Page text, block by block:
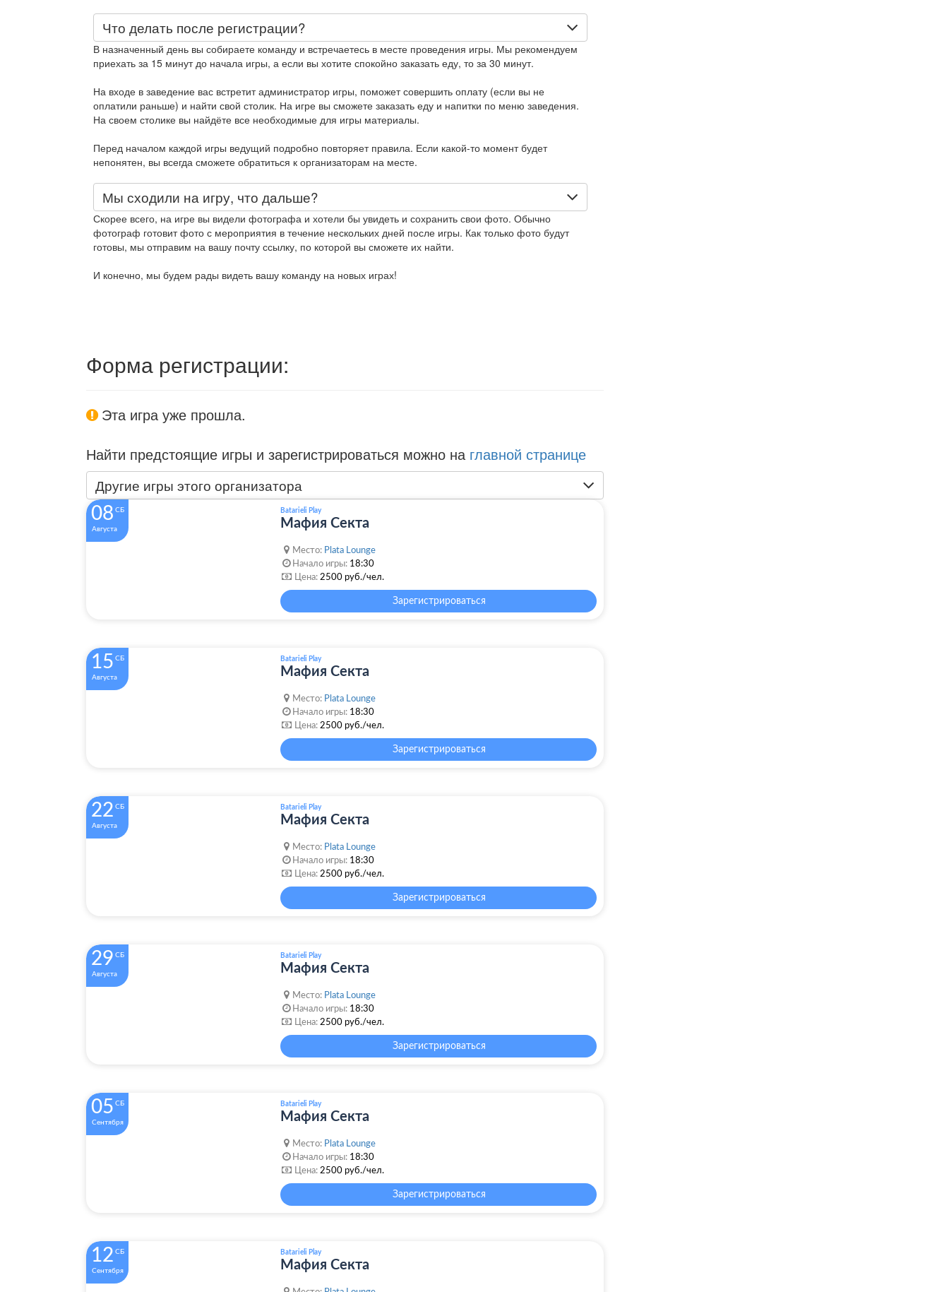
Что делать после регистрации?
В назначенный день вы собираете команду и встречаетесь в месте проведения игры. Мы рекомендуем
приехать за 15 минут до начала игры, а если вы хотите спокойно заказать еду, то за 30 минут.
На входе в заведение вас встретит администратор игры, поможет совершить оплату (если вы не
оплатили раньше) и найти свой столик. На игре вы сможете заказать еду и напитки по меню заведения.
На своем столике вы найдёте все необходимые для игры материалы.
Перед началом каждой игры ведущий подробно повторяет правила. Если какой-то момент будет
непонятен, вы всегда сможете обратиться к организаторам на месте.
Мы сходили на игру, что дальше?
Скорее всего, на игре вы видели фотографа и хотели бы увидеть и сохранить свои фото. Обычно
фотограф готовит фото с мероприятия в течение нескольких дней после игры. Как только фото будут
готовы, мы отправим на вашу почту ссылку, по которой вы сможете их найти.
И конечно, мы будем рады видеть вашу команду на новых играх!
Форма регистрации:
Эта игра уже прошла.
Найти предстоящие игры и зарегистрироваться можно на главной странице
Другие игры этого организатора
08 СБ
Августа
Batarieli Play
Мафия Секта
Место: Plata Lounge
Начало игры: 18:30
Цена: 2500 руб./чел.
Зарегистрироваться
15 СБ
Августа
Batarieli Play
Мафия Секта
Место: Plata Lounge
Начало игры: 18:30
Цена: 2500 руб./чел.
Зарегистрироваться
22 СБ
Августа
Batarieli Play
Мафия Секта
Место: Plata Lounge
Начало игры: 18:30
Цена: 2500 руб./чел.
Зарегистрироваться
29 СБ
Августа
Batarieli Play
Мафия Секта
Место: Plata Lounge
Начало игры: 18:30
Цена: 2500 руб./чел.
Зарегистрироваться
05 СБ
Сентября
Batarieli Play
Мафия Секта
Место: Plata Lounge
Начало игры: 18:30
Цена: 2500 руб./чел.
Зарегистрироваться
12 СБ
Сентября
Batarieli Play
Мафия Секта